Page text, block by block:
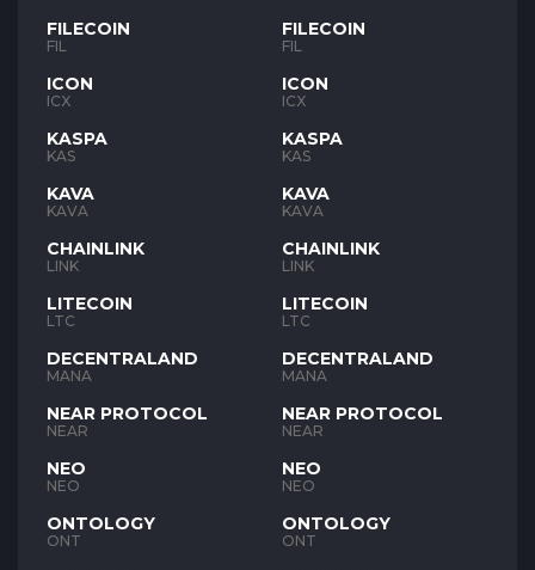
FILECOIN
FIL
ICON
ICX
KASPA
KAS
KAVA
KAVA
CHAINLINK
LINK
LITECOIN
LTC
DECENTRALAND
MANA
NEAR PROTOCOL
NEAR
NEO
NEO
ONTOLOGY
ONT
FILECOIN
FIL
ICON
ICX
KASPA
KAS
KAVA
KAVA
CHAINLINK
LINK
LITECOIN
LTC
DECENTRALAND
MANA
NEAR PROTOCOL
NEAR
NEO
NEO
ONTOLOGY
ONT